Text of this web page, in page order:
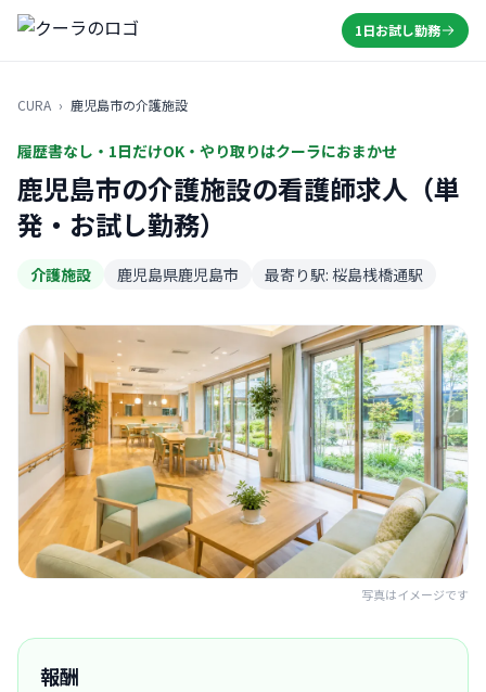
1日お試し勤務
CURA › 鹿児島市の介護施設
履歴書なし・1日だけOK・やり取りはクーラにおまかせ
鹿児島市の介護施設の看護師求人（単
発・お試し勤務）
介護施設 鹿児島県鹿児島市 最寄り駅: 桜島桟橋通駅
写真はイメージです
報酬